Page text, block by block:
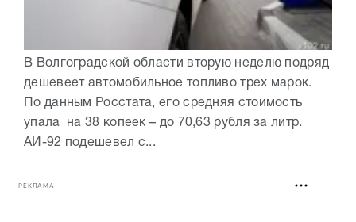
В Волгоградской области вторую неделю подряд
дешевеет автомобильное топливо трех марок.
По данным Росстата, его средняя стоимость
упала на 38 копеек – до 70,63 рубля за литр.
АИ-92 подешевел с...
РЕКЛАМА